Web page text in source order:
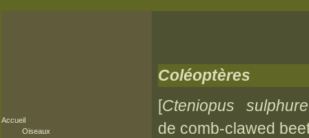
Accueil
Oiseaux
Coléoptères
[Cteniopus
de comb-clawed